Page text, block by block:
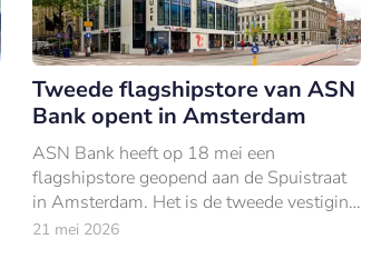
Tweede flagshipstore van ASN
Bank opent in Amsterdam
ASN Bank heeft op 18 mei een
flagshipstore geopend aan de Spuistraat
in Amsterdam. Het is de tweede vestiging
van dit type, na Utrecht.
21 mei 2026